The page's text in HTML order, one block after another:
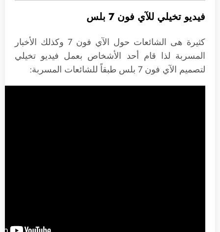
فيديو تخيلي للآي فون 7 بلس
كثيرة هى الشائعات حول الآي فون 7 وكذلك الأخبار
المسربة لذا قام أحد الأشخاص بعمل فيديو تخيلي
لتصميم الآي فون 7 بلس طبقاً للشائعات المسربة: